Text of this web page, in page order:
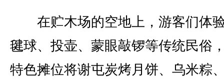
在贮木场的空地上，游客们体
毽球、投壶、蒙眼敲锣等传统民俗
特色摊位将谢屯炭烤月饼、乌米粽